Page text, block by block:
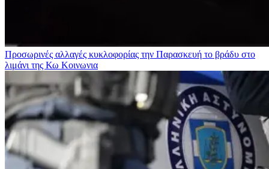
Προσωρινές αλλαγές κυκλοφορίας την Παρασκευή το βράδυ στο
λιμάνι της Κω Κοινωνια